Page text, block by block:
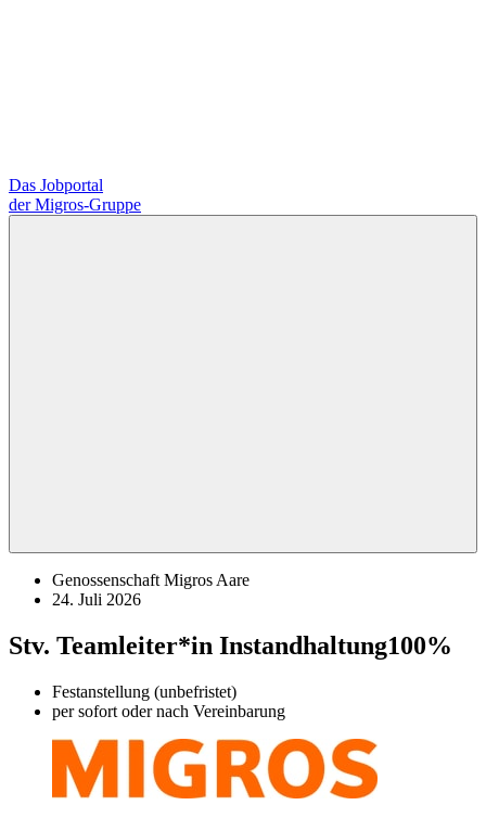
Das Jobportal
der Migros-Gruppe
Genossenschaft Migros Aare
24. Juli 2026
Stv. Teamleiter*in Instandhaltung100%
Festanstellung (unbefristet)
per sofort oder nach Vereinbarung